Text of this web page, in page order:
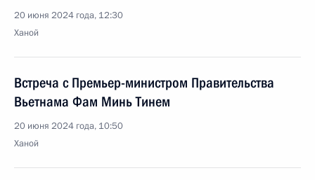
20 июня 2024 года, 12:30
Ханой
Встреча с Премьер-министром Правительства
Вьетнама Фам Минь Тинем
20 июня 2024 года, 10:50
Ханой